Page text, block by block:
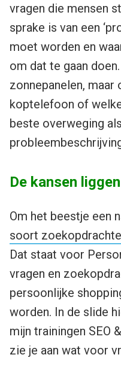
vragen die mensen
sprake is van een
moet worden en
om dat te gaan
zonnepanelen, maar
koptelefoon of
beste overweging
De kansen
Om het beestje een
soort
Dat staat voor
vragen en
persoonlijke
worden. In de slide
mijn trainingen SEO
zie je aan wat voor